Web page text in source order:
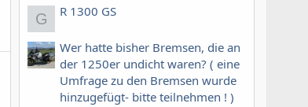
G R 1300 GS
Wer hatte bisher Bremsen, die an
der 1250er undicht waren? ( eine
Umfrage zu den Bremsen wurde
hinzugefügt- bitte teilnehmen ! )